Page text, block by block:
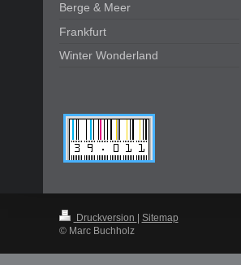
Berge & Meer
Frankfurt
Winter Wonderland
Druckversion
Sitemap
© Marc Buchholz